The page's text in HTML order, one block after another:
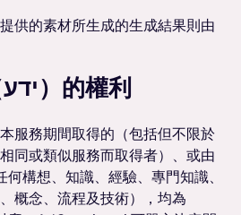
供的素材所生成的生成結果則由
7.2 專門知識（ידע）的權利
服務期間取得的（包括但不限於
同或類似服務而取得者）、或由
構想、知識、經驗、專門知識、
概念、流程及技術），均為